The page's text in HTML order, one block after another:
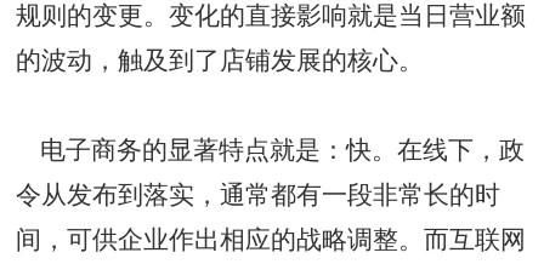
规则的变更。变化的直接影响就是当日营业额
的波动，触及到了店铺发展的核心。
电子商务的显著特点就是：快。在线下，政
令从发布到落实，通常都有一段非常长的时
间，可供企业作出相应的战略调整。而互联网